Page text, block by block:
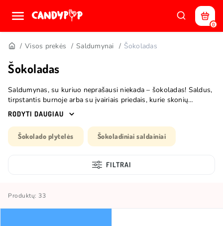
0
Visos prekės Saldumynai Šokoladas
Šokoladas
Saldumynas, su kuriuo neprašausi niekada – šokoladas! Saldus,
tirpstantis burnoje arba su įvairiais priedais, kurie skonių
receptorius verčia iš koto. O svarbiausia, kad tinka visomis
progomis. Jei norisi kišenėje turėti greitą snacks‘ą arba ieškai
dovanos draugui. Nors tai klasikinis skanėstas, mes
pasirūpinome, kad Candy POP šokoladai ir šokoladiniai
saldainiai būtų nenuobodūs. Sproginėjantys burnoje, su riešutų
sviestu ar žaidimo pavidalu. Pasiruošęs išbandyti visus?
RODYTI DAUGIAU
Šokolado plytelės Šokoladiniai saldainiai
FILTRAI
Produktų: 33